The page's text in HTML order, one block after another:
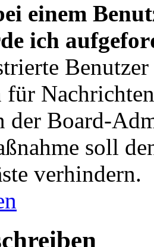
einem
ich
der Board-
soll
verhindern.